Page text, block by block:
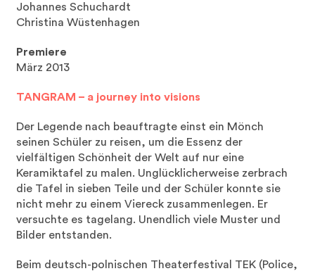
Johannes Schuchardt
Christina Wüstenhagen
Premiere
März 2013
TANGRAM – a journey into visions
Der Legende nach beauftragte einst ein Mönch
seinen Schüler zu reisen, um die Essenz der
vielfältigen Schönheit der Welt auf nur eine
Keramiktafel zu malen. Unglücklicherweise zerbrach
die Tafel in sieben Teile und der Schüler konnte sie
nicht mehr zu einem Viereck zusammenlegen. Er
versuchte es tagelang. Unendlich viele Muster und
Bilder entstanden.
Beim deutsch-polnischen Theaterfestival TEK (Police,